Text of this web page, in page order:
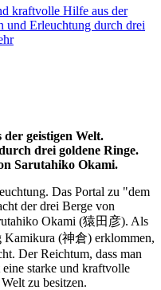
kraftvolle Hilfe aus der
und Erleuchtung durch drei
geistigen Welt.
drei goldene Ringe.
Sarutahiko Okami.
Das Portal zu "dem
der drei Berge von
Okami (猿田彦). Als
Kamikura (神倉) erklommen,
Der Reichtum, dass man
eine starke und kraftvolle
zu besitzen.